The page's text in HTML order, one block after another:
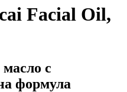
Facial Oil,
с
формула